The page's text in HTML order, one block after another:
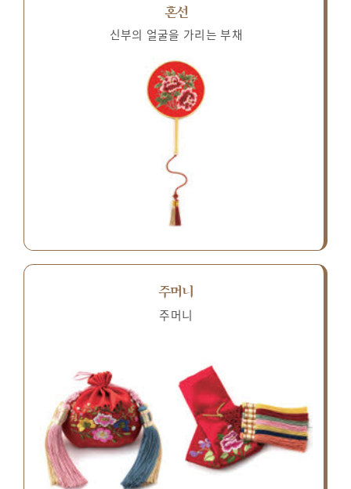
혼선
신부의 얼굴을 가리는 부채
주머니
주머니